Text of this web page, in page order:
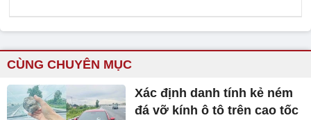
CÙNG CHUYÊN MỤC
Xác định danh tính kẻ ném
đá vỡ kính ô tô trên cao tốc